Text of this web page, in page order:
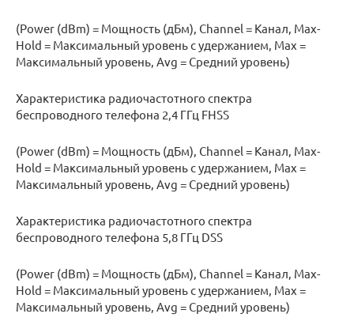
(Power (dBm) = Мощность (дБм), Channel = Канал, Max-
Hold = Максимальный уровень с удержанием, Max =
Максимальный уровень, Avg = Средний уровень)
Характеристика радиочастотного спектра
беспроводного телефона 2,4 ГГц FHSS
(Power (dBm) = Мощность (дБм), Channel = Канал, Max-
Hold = Максимальный уровень с удержанием, Max =
Максимальный уровень, Avg = Средний уровень)
Характеристика радиочастотного спектра
беспроводного телефона 5,8 ГГц DSS
(Power (dBm) = Мощность (дБм), Channel = Канал, Max-
Hold = Максимальный уровень с удержанием, Max =
Максимальный уровень, Avg = Средний уровень)